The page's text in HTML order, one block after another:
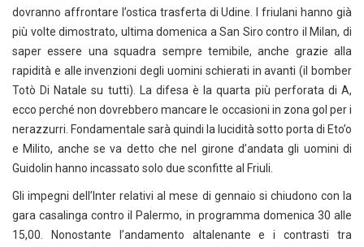
dovranno affrontare l’ostica trasferta di Udine. I friulani hanno già
più volte dimostrato, ultima domenica a San Siro contro il Milan, di
saper essere una squadra sempre temibile, anche grazie alla
rapidità e alle invenzioni degli uomini schierati in avanti (il bomber
Totò Di Natale su tutti). La difesa è la quarta più perforata di A,
ecco perché non dovrebbero mancare le occasioni in zona gol per i
nerazzurri. Fondamentale sarà quindi la lucidità sotto porta di Eto’o
e Milito, anche se va detto che nel girone d’andata gli uomini di
Guidolin hanno incassato solo due sconfitte al Friuli.
Gli impegni dell’Inter relativi al mese di gennaio si chiudono con la
gara casalinga contro il Palermo, in programma domenica 30 alle
15,00. Nonostante l’andamento altalenante e i contrasti tra